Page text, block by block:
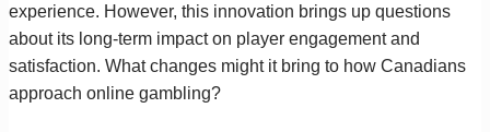
experience. However, this innovation brings up questions
about its long-term impact on player engagement and
satisfaction. What changes might it bring to how Canadians
approach online gambling?